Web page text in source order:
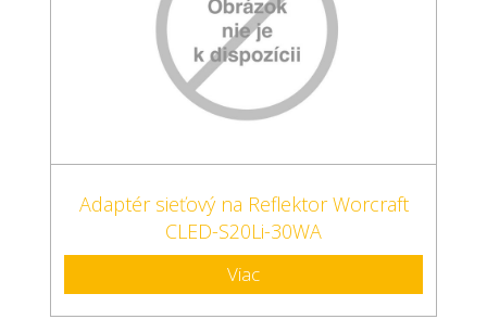
Adaptér sieťový na Reflektor Worcraft
CLED-S20Li-30WA
Viac